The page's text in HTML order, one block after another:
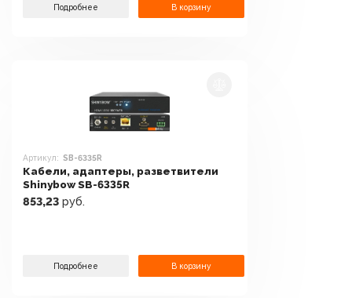
Подробнее В корзину
Артикул: SB-6335R
Кабели, адаптеры, разветвители
Shinybow SB-6335R
853,23 руб.
Подробнее В корзину